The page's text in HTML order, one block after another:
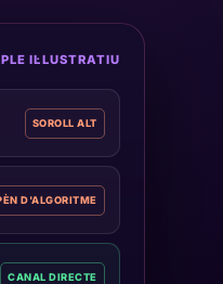
IL·LUSTRATIU
SOROLL ALT
D'ALGORITME
CANAL DIRECTE